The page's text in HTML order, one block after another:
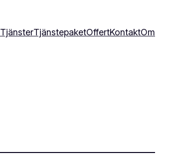
TjänsterTjänstepaketOffertKontaktOm